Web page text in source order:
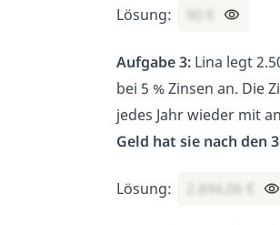
Lösung: 90 €
Aufgabe 3: Lina legt
bei 5 % Zinsen an. Die
jedes Jahr wieder mit
Geld hat sie nach den
Lösung: 2.894,06 €